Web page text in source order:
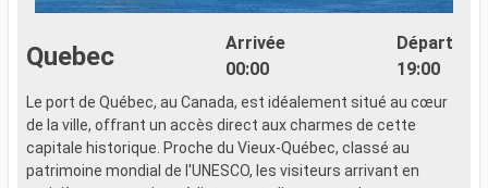
Quebec
Arrivée
00:00
Départ
19:00
Le port de Québec, au Canada, est idéalement situé au cœur
de la ville, offrant un accès direct aux charmes de cette
capitale historique. Proche du Vieux-Québec, classé au
patrimoine mondial de l'UNESCO, les visiteurs arrivant en